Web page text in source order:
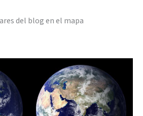
del blog en el mapa